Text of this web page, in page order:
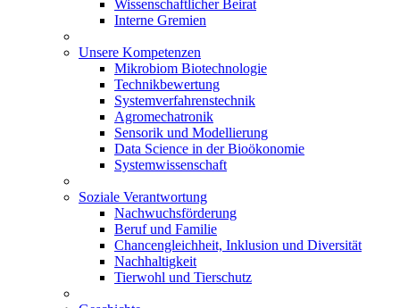
Wissenschaftlicher Beirat
Interne Gremien
Unsere Kompetenzen
Mikrobiom Biotechnologie
Technikbewertung
Systemverfahrenstechnik
Agromechatronik
Sensorik und Modellierung
Data Science in der Bioökonomie
Systemwissenschaft
Soziale Verantwortung
Nachwuchsförderung
Beruf und Familie
Chancengleichheit, Inklusion und Diversität
Nachhaltigkeit
Tierwohl und Tierschutz